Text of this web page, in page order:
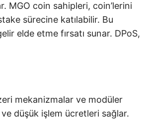
MGO coin sahipleri, coin’lerini
sürecine katılabilir. Bu
elde etme fırsatı sunar. DPoS,
mekanizmalar ve modüler
düşük işlem ücretleri sağlar.